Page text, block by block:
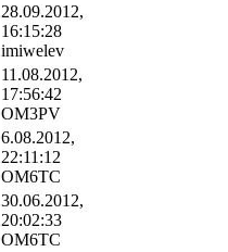
28.09.2012,
16:15:28
imiwelev
11.08.2012,
17:56:42
OM3PV
6.08.2012,
22:11:12
OM6TC
30.06.2012,
20:02:33
OM6TC